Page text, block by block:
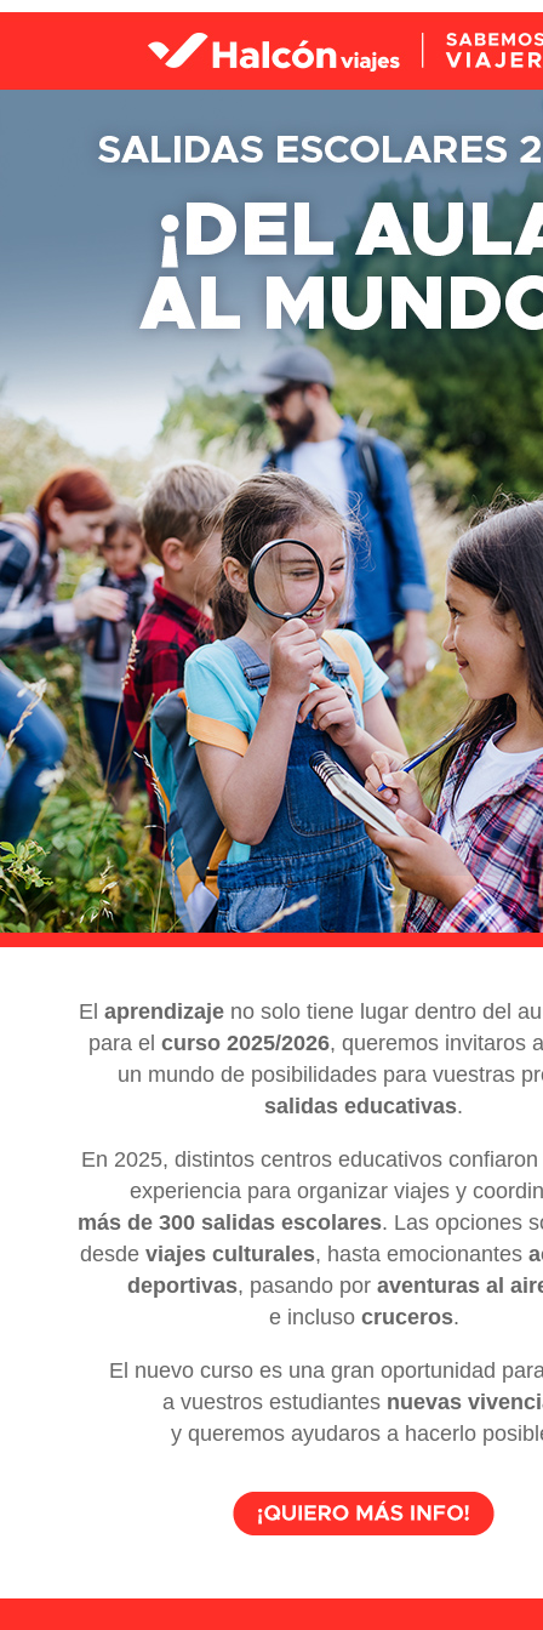
El aprendizajeno solo tiene lugar dentro del
para el curso 2025/2026, queremos invitaros
un mundo de posibilidades para vuestras
salidas educativas.
En 2025, distintos centros educativos
experiencia para organizar viajes y
más de 300 salidas escolares. Las opciones
desde viajes culturales, hasta emocionantes
deportivas, pasando por aventuras al
e incluso cruceros.
El nuevo curso es una gran oportunidad
a vuestros estudiantes nuevas
y queremos ayudaros a hacerlo